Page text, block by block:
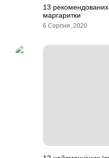
13
маргаритки
6 Серпня, 2020